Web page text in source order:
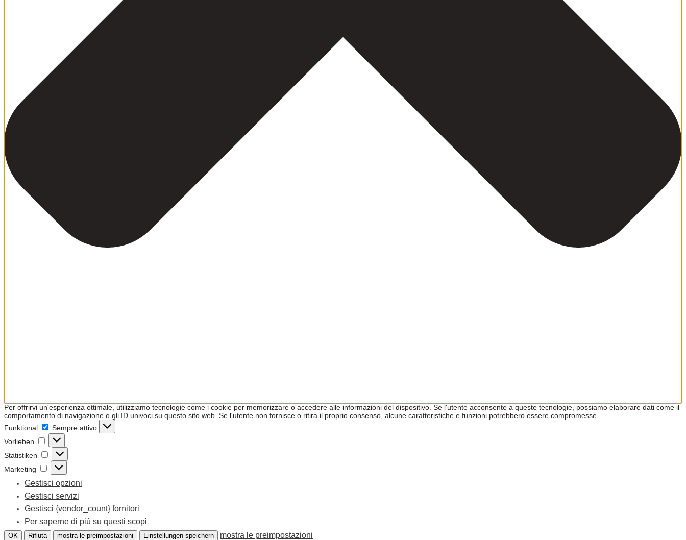
Per offrirvi un'esperienza ottimale, utilizziamo tecnologie come i cookie per memorizzare o accedere alle informazioni del dispositivo. Se l'utente acconsente a queste tecnologie, possiamo elaborare dati come il
comportamento di navigazione o gli ID univoci su questo sito web. Se l'utente non fornisce o ritira il proprio consenso, alcune caratteristiche e funzioni potrebbero essere compromesse.
Funktional
Sempre attivo
Vorlieben
Vorlieben
Statistiken
Statistiken
Marketing
Marketing
Gestisci opzioni
Gestisci servizi
Gestisci {vendor_count} fornitori
Per saperne di più su questi scopi
OK Rifiuta mostra le preimpostazioni Einstellungen speichern
mostra le preimpostazioni